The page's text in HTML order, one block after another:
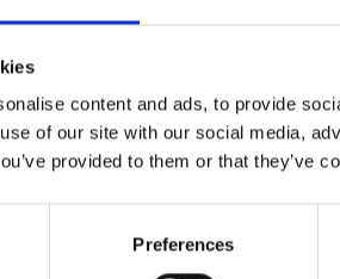
content and ads, to provide
of our site with our social media,
provided to them or that they’ve
Preferences
#vicesindaci